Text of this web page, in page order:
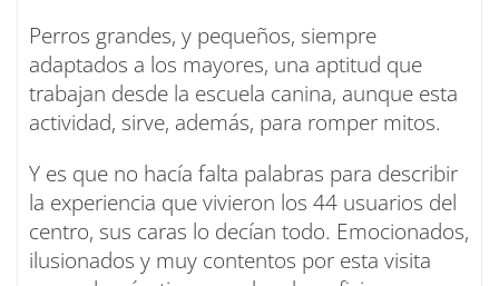
Perros grandes, y pequeños, siempre
adaptados a los mayores, una aptitud que
trabajan desde la escuela canina, aunque esta
actividad, sirve, además, para romper mitos.
Y es que no hacía falta palabras para describir
la experiencia que vivieron los 44 usuarios del
centro, sus caras lo decían todo. Emocionados,
ilusionados y muy contentos por esta visita